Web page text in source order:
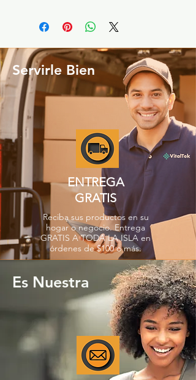
Servirle Bien
ENTREGA
GRATIS
Reciba sus productos en su
hogar o negocio. Entrega
GRATIS A TODA LA ISLA en
órdenes de $100 o más.
Es Nuestra